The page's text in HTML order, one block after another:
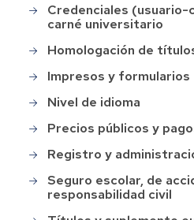
Credenciales (usuario-
carné universitario
Homologación de
Impresos y formularios
Nivel de idioma
Precios públicos y
Registro y
Seguro escolar, de
responsabilidad civil